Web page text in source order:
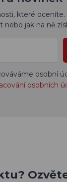
které
nebo jak na ně
osobní
osobních